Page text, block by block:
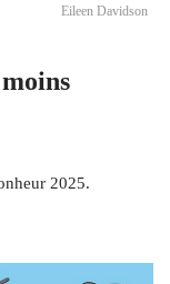
Eileen Davidson
2025.